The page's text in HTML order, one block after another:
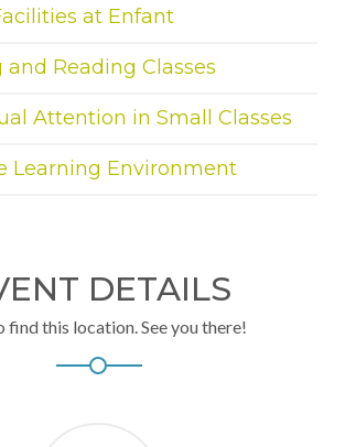
at Enfant
Reading Classes
Attention in Small Classes
Learning Environment
DETAILS
find this location. See you there!